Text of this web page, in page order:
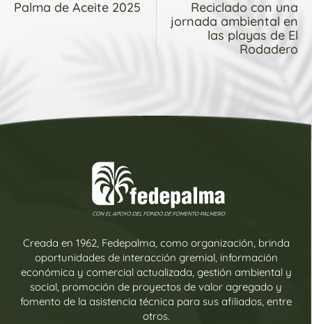
Palma de Aceite 2025
Reciclado con una
jornada ambiental en
las playas de El
Rodadero
Creada en 1962, Fedepalma, como organización, brinda
oportunidades de interacción gremial, información
económica y comercial actualizada, gestión ambiental y
social, promoción de proyectos de valor agregado y
fomento de la asistencia técnica para sus afiliados, entre
otros.